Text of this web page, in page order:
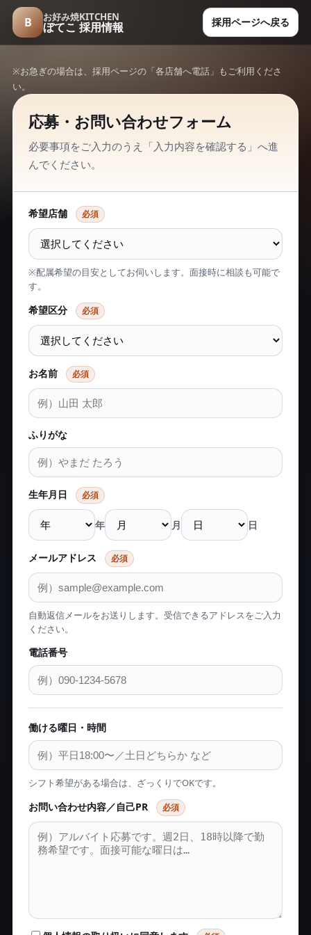
B お好み焼KITCHEN
ぼてこ 採用情報 採用ページへ戻る
※お急ぎの場合は、採用ページの「各店舗へ電話」もご利用くださ
い。
応募・お問い合わせフォーム
必要事項をご入力のうえ「入力内容を確認する」へ進
んでください。
希望店舗 必須
※配属希望の目安としてお伺いします。面接時に相談も可能で
す。
希望区分 必須
お名前 必須
ふりがな
生年月日 必須
年 月 日
メールアドレス 必須
自動返信メールをお送りします。受信できるアドレスをご入力
ください。
電話番号
働ける曜日・時間
シフト希望がある場合は、ざっくりでOKです。
お問い合わせ内容／自己PR 必須